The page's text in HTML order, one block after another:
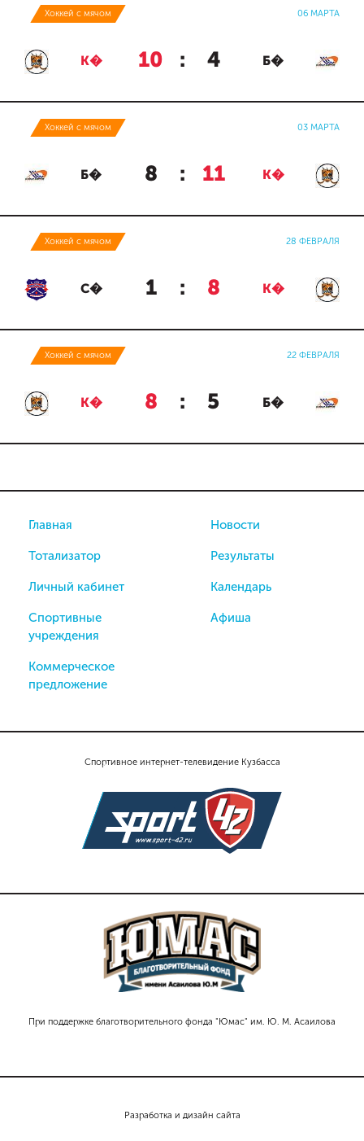
Хоккей с мячом 06 МАРТА
К� 10 : 4 Б�
Хоккей с мячом 03 МАРТА
Б� 8 : 11 К�
Хоккей с мячом 28 ФЕВРАЛЯ
С� 1 : 8 К�
Хоккей с мячом 22 ФЕВРАЛЯ
К� 8 : 5 Б�
Спортивное интернет-телевидение Кузбасса
При поддержке благотворительного фонда "Юмас" им. Ю. М. Асаилова
Главная
Тотализатор
Личный кабинет
Спортивные
учреждения
Коммерческое
предложение
Новости
Результаты
Календарь
Афиша
Разработка и дизайн сайта